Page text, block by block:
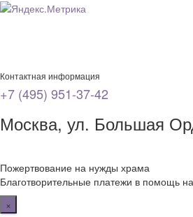
Контактная информация
+7 (495) 951-37-42
Москва, ул. Большая
Пожертвование на нужды храма
Благотворительные платежи в помощь
×